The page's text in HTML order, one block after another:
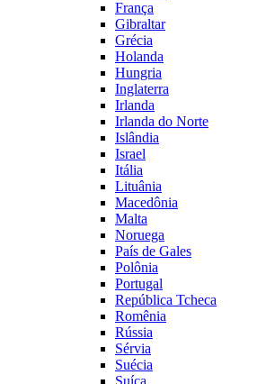
França
Gibraltar
Grécia
Holanda
Hungria
Inglaterra
Irlanda
Irlanda do Norte
Islândia
Israel
Itália
Lituânia
Macedônia
Malta
Noruega
País de Gales
Polônia
Portugal
República Tcheca
Romênia
Rússia
Sérvia
Suécia